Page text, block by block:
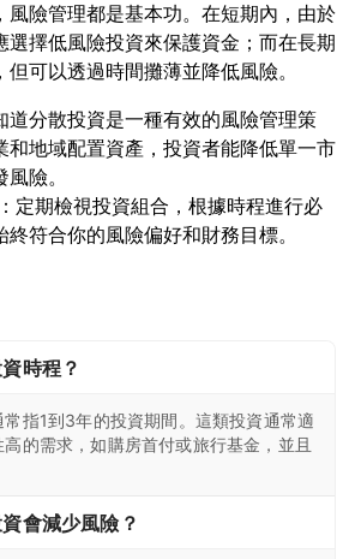
風險管理都是基本功。在短期內，由於
選擇低風險投資來保護資金；而在長期
道分散投資是一種有效的風險管理策
和地域配置資產，投資者能降低單一市
險。
期檢視投資組合，根據時程進行必
時程？
常指1到3年的投資期間。這類投資通常適
的需求，如購房首付或旅行基金，並且
會減少風險？